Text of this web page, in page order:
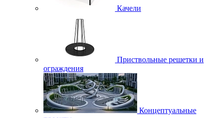
Качели
Приствольные решетки и
ограждения
Концептуальные